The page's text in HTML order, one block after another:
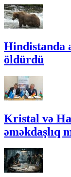
Hindistanda
öldürdü
Kristal və
əməkdaşlıq